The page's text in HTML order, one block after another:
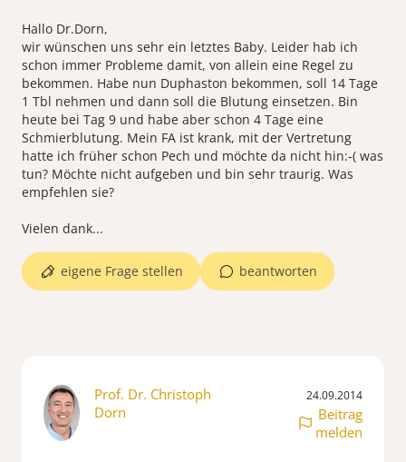
Hallo Dr.Dorn,
wir wünschen uns sehr ein letztes Baby. Leider hab ich
schon immer Probleme damit, von allein eine Regel zu
bekommen. Habe nun Duphaston bekommen, soll 14 Tage
1 Tbl nehmen und dann soll die Blutung einsetzen. Bin
heute bei Tag 9 und habe aber schon 4 Tage eine
Schmierblutung. Mein FA ist krank, mit der Vertretung
hatte ich früher schon Pech und möchte da nicht hin:-( was
tun? Möchte nicht aufgeben und bin sehr traurig. Was
empfehlen sie?
Vielen dank...
beantworten
eigene Frage stellen
Prof. Dr. Christoph
Dorn
24.09.2014
Beitrag
melden